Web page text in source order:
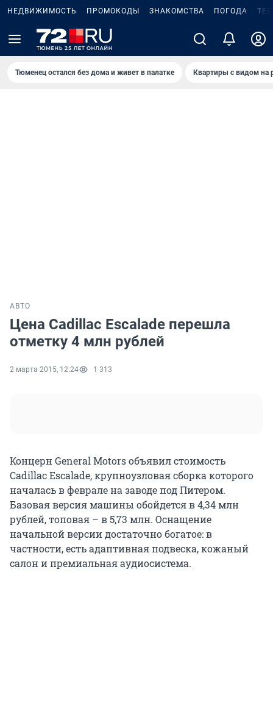
НЕДВИЖИМОСТЬ ПРОМОКОДЫ ЗНАКОМСТВА ПОГОДА
Тюменец остался без дома и живет в палатке Квартиры с видом на
АВТО
Цена Cadillac Escalade перешла
отметку 4 млн рублей
2 марта 2015, 12:24 1 313
Концерн General Motors объявил стоимость
Cadillac Escalade, крупноузловая сборка которого
началась в феврале на заводе под Питером.
Базовая версия машины обойдется в 4,34 млн
рублей, топовая – в 5,73 млн. Оснащение
начальной версии достаточно богатое: в
частности, есть адаптивная подвеска, кожаный
салон и премиальная аудиосистема.